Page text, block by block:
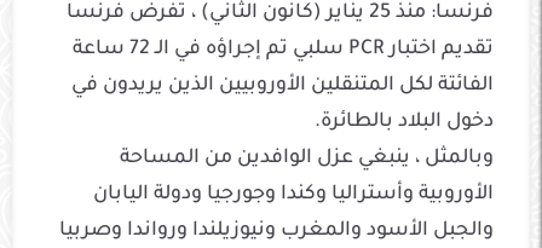
فرنسا: منذ 25 يناير (كانون الثاني) ، تفرض فرنسا
تقديم اختبار PCR سلبي تم إجراؤه في الـ 72 ساعة
الفائتة لكل المتنقلين الأوروبيين الذين يريدون في
دخول البلاد بالطائرة.
وبالمثل ، ينبغي عزل الوافدين من المساحة
الأوروبية وأستراليا وكندا وجورجيا ودولة اليابان
والجبل الأسود والمغرب ونيوزيلندا ورواندا وصربيا